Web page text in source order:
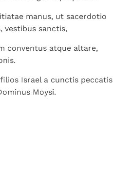
manus, ut sacerdotio
vestibus sanctis,
conventus atque altare,
Israel a cunctis peccatis
Moysi.